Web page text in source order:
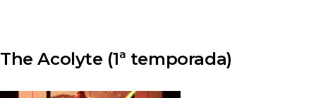
The Acolyte (1ª temporada)